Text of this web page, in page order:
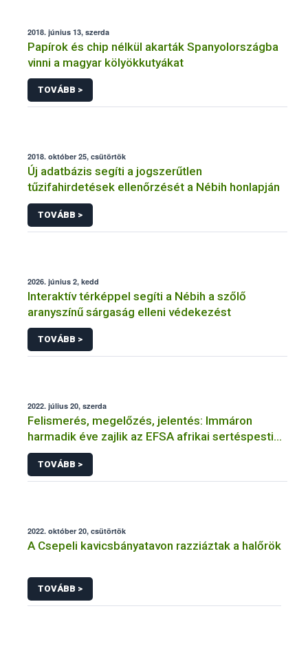
2018. június 13, szerda
Papírok és chip nélkül akarták Spanyolországba
vinni a magyar kölyökkutyákat
TOVÁBB >
2018. október 25, csütörtök
Új adatbázis segíti a jogszerűtlen
tűzifahirdetések ellenőrzését a Nébih honlapján
TOVÁBB >
2026. június 2, kedd
Interaktív térképpel segíti a Nébih a szőlő
aranyszínű sárgaság elleni védekezést
TOVÁBB >
2022. július 20, szerda
Felismerés, megelőzés, jelentés: Immáron
harmadik éve zajlik az EFSA afrikai sertéspestis
tájékoztató kampánya
TOVÁBB >
2022. október 20, csütörtök
A Csepeli kavicsbányatavon razziáztak a halőrök
TOVÁBB >